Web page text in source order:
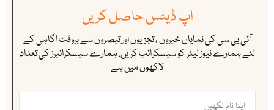
اپ ڈیٹس حاصل کریں
آئی بی سی کی نمایاں خبروں ، تجزیوں اور تبصروں سے بروقت اگاہی کے
لئے ہمارے نیوز لیٹر کو سبسکرائب کریں. ہمارے سبسکرائبرز کی تعداد
لاکھوں میں ہے